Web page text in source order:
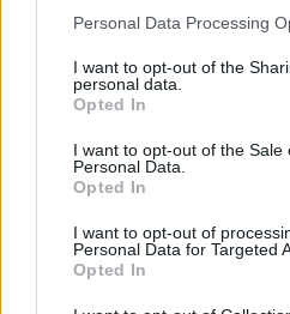
Personal Data Processing
I want to opt-out of the
personal data.
Opted In
I want to opt-out of the Sale
Personal Data.
Opted In
I want to opt-out of
Personal Data for Targeted
Opted In
Παγωτό με στέβια
Ετικέτα:Παγωτό με
Παγωτό με στέβια: Απολαύστε